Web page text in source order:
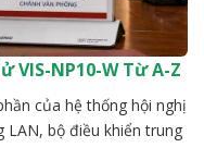
VIS-NP10-W Từ A-Z
của hệ thống hội nghị
bộ điều khiển trung
thực hiện đúng các